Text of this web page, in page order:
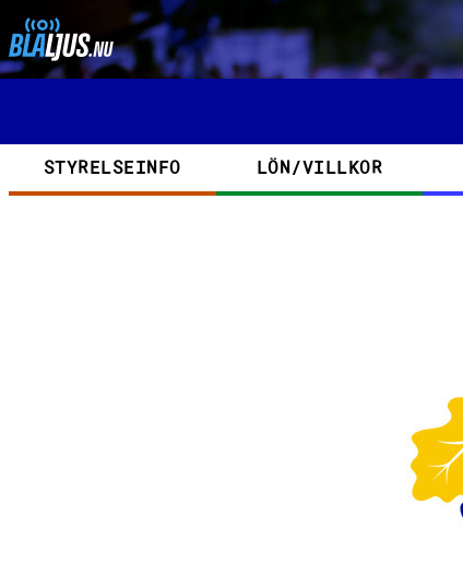
Hoppa till huvudinnehåll
Kategorier
STYRELSEINFO LÖN/VILLKOR